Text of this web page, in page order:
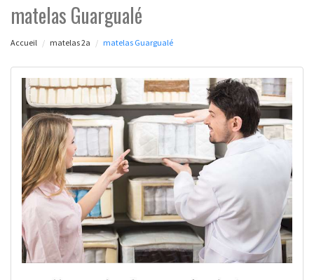
matelas Guargualé
Accueil matelas 2a matelas Guargualé